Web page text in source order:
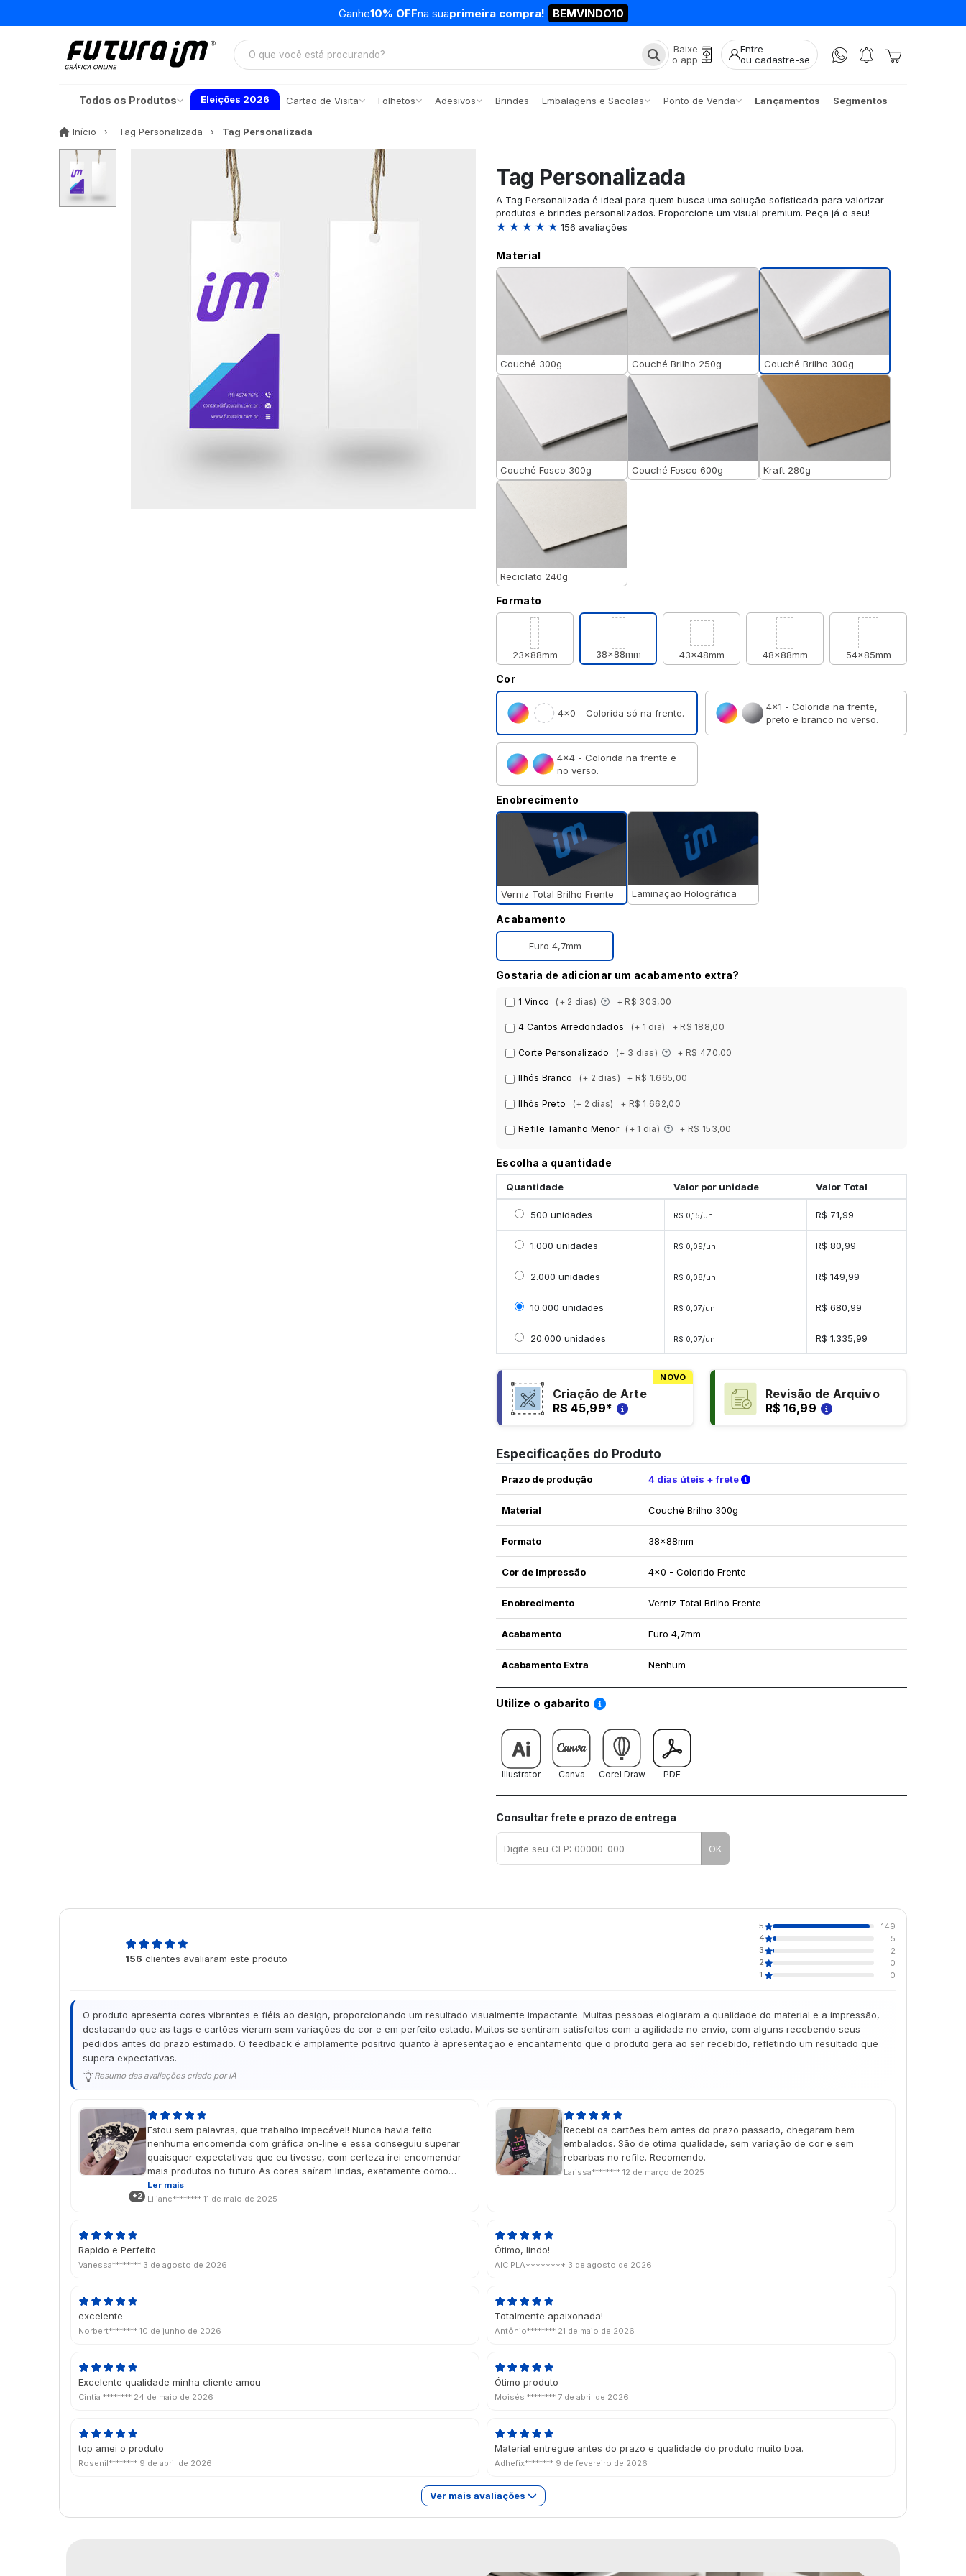
Ganhe10% OFFna suaprimeira compra! BEMVINDO10
Baixe
o app
Entre
ou cadastre-se
Todos os Produtos Eleições 2026 Cartão de Visita Folhetos Adesivos Brindes Embalagens e Sacolas Ponto de Venda Lançamentos Segmentos
Início Início Tag Personalizada Tag Personalizada
Tag Personalizada
A Tag Personalizada é ideal para quem busca uma solução sofisticada para valorizar
produtos e brindes personalizados. Proporcione um visual premium. Peça já o seu!
★ ★ ★ ★ ★ 156 avaliações
Material
Couché 300g Couché Brilho 250g Couché Brilho 300g
Couché Fosco 300g Couché Fosco 600g Kraft 280g
Reciclato 240g
Formato
23x88mm 38x88mm 43x48mm 48x88mm 54x85mm
Cor
4×0 - Colorida só na frente.
4×1 - Colorida na frente,
preto e branco no verso.
4×4 - Colorida na frente e
no verso.
Enobrecimento
Verniz Total Brilho Frente Laminação Holográfica
Acabamento
Furo 4,7mm
Gostaria de adicionar um acabamento extra?
1 Vinco (+ 2 dias) + R$ 303,00
4 Cantos Arredondados (+ 1 dia) + R$ 188,00
Corte Personalizado (+ 3 dias) + R$ 470,00
Ilhós Branco (+ 2 dias) + R$ 1.665,00
Ilhós Preto (+ 2 dias) + R$ 1.662,00
Refile Tamanho Menor (+ 1 dia) + R$ 153,00
Escolha a quantidade
Quantidade Valor por unidade Valor Total
Selecionar 500 unidades
500 unidades R$ 0,15/un R$ 71,99
Selecionar 1000 unidades
1.000 unidades R$ 0,09/un R$ 80,99
Selecionar 2000 unidades
2.000 unidades R$ 0,08/un R$ 149,99
Selecionar 10000 unidades
10.000 unidades R$ 0,07/un R$ 680,99
Selecionar 20000 unidades
20.000 unidades R$ 0,07/un R$ 1.335,99
NOVO
Criação de Arte
R$ 45,99*
Revisão de Arquivo
R$ 16,99
Especificações do Produto
Prazo de produção 4 dias úteis + frete Verifique as condições de entrega
Material Couché Brilho 300g
Formato 38x88mm
Cor de Impressão 4x0 - Colorido Frente
Enobrecimento Verniz Total Brilho Frente
Acabamento Furo 4,7mm
Acabamento Extra Nenhum
Utilize o gabarito Saiba como utilizar os nossos gabaritos
Illustrator Canva Corel Draw PDF
Consultar frete e prazo de entrega
OK
156 clientes avaliaram este produto
5
149
4
5
3
2
2
0
1
0
O produto apresenta cores vibrantes e fiéis ao design, proporcionando um resultado visualmente impactante. Muitas pessoas elogiaram a qualidade do material e a impressão,
destacando que as tags e cartões vieram sem variações de cor e em perfeito estado. Muitos se sentiram satisfeitos com a agilidade no envio, com alguns recebendo seus
pedidos antes do prazo estimado. O feedback é amplamente positivo quanto à apresentação e encantamento que o produto gera ao ser recebido, refletindo um resultado que
supera expectativas.
Resumo das avaliações criado por IA
+2
Estou sem palavras, que trabalho impecável! Nunca havia feito
nenhuma encomenda com gráfica on-line e essa conseguiu superar
quaisquer expectativas que eu tivesse, com certeza irei encomendar
mais produtos no futuro As cores saíram lindas, exatamente como
imaginei no design, e o vinil localizado deu um charme muito especial!
É um presente de dia das mães e chegou na data perfeita, super
Ler mais
Liliane******** 11 de maio de 2025
Recebi os cartões bem antes do prazo passado, chegaram bem
embalados. São de otima qualidade, sem variação de cor e sem
rebarbas no refile. Recomendo.
Larissa******** 12 de março de 2025
Rapido e Perfeito
Vanessa******** 3 de agosto de 2026
Ótimo, lindo!
AIC PLA******** 3 de agosto de 2026
excelente
Norbert******** 10 de junho de 2026
Totalmente apaixonada!
Antônio******** 21 de maio de 2026
Excelente qualidade minha cliente amou
Cintia ******** 24 de maio de 2026
Ótimo produto
Moisés ******** 7 de abril de 2026
top amei o produto
Rosenil******** 9 de abril de 2026
Material entregue antes do prazo e qualidade do produto muito boa.
Adhefix******** 9 de fevereiro de 2026
Ver mais avaliações